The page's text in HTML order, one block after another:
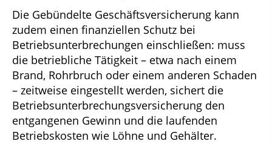
Die Gebündelte Geschäftsversicherung kann
zudem einen finanziellen Schutz bei
Betriebsunterbrechungen einschließen: muss
die betriebliche Tätigkeit – etwa nach einem
Brand, Rohrbruch oder einem anderen Schaden
– zeitweise eingestellt werden, sichert die
Betriebsunterbrechungsversicherung den
entgangenen Gewinn und die laufenden
Betriebskosten wie Löhne und Gehälter.